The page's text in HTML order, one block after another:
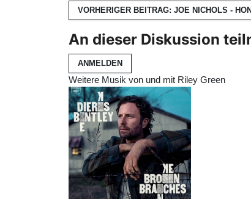
VORHERIGER BEITRAG: JOE NICHOLS -
An dieser Diskussion
ANMELDEN
Weitere Musik von und mit Riley Green